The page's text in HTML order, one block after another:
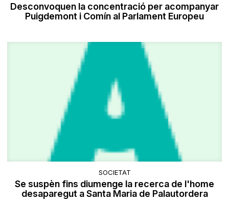
Desconvoquen la concentració per acompanyar
Puigdemont i Comín al Parlament Europeu
SOCIETAT
Se suspèn fins diumenge la recerca de l'home
desaparegut a Santa Maria de Palautordera